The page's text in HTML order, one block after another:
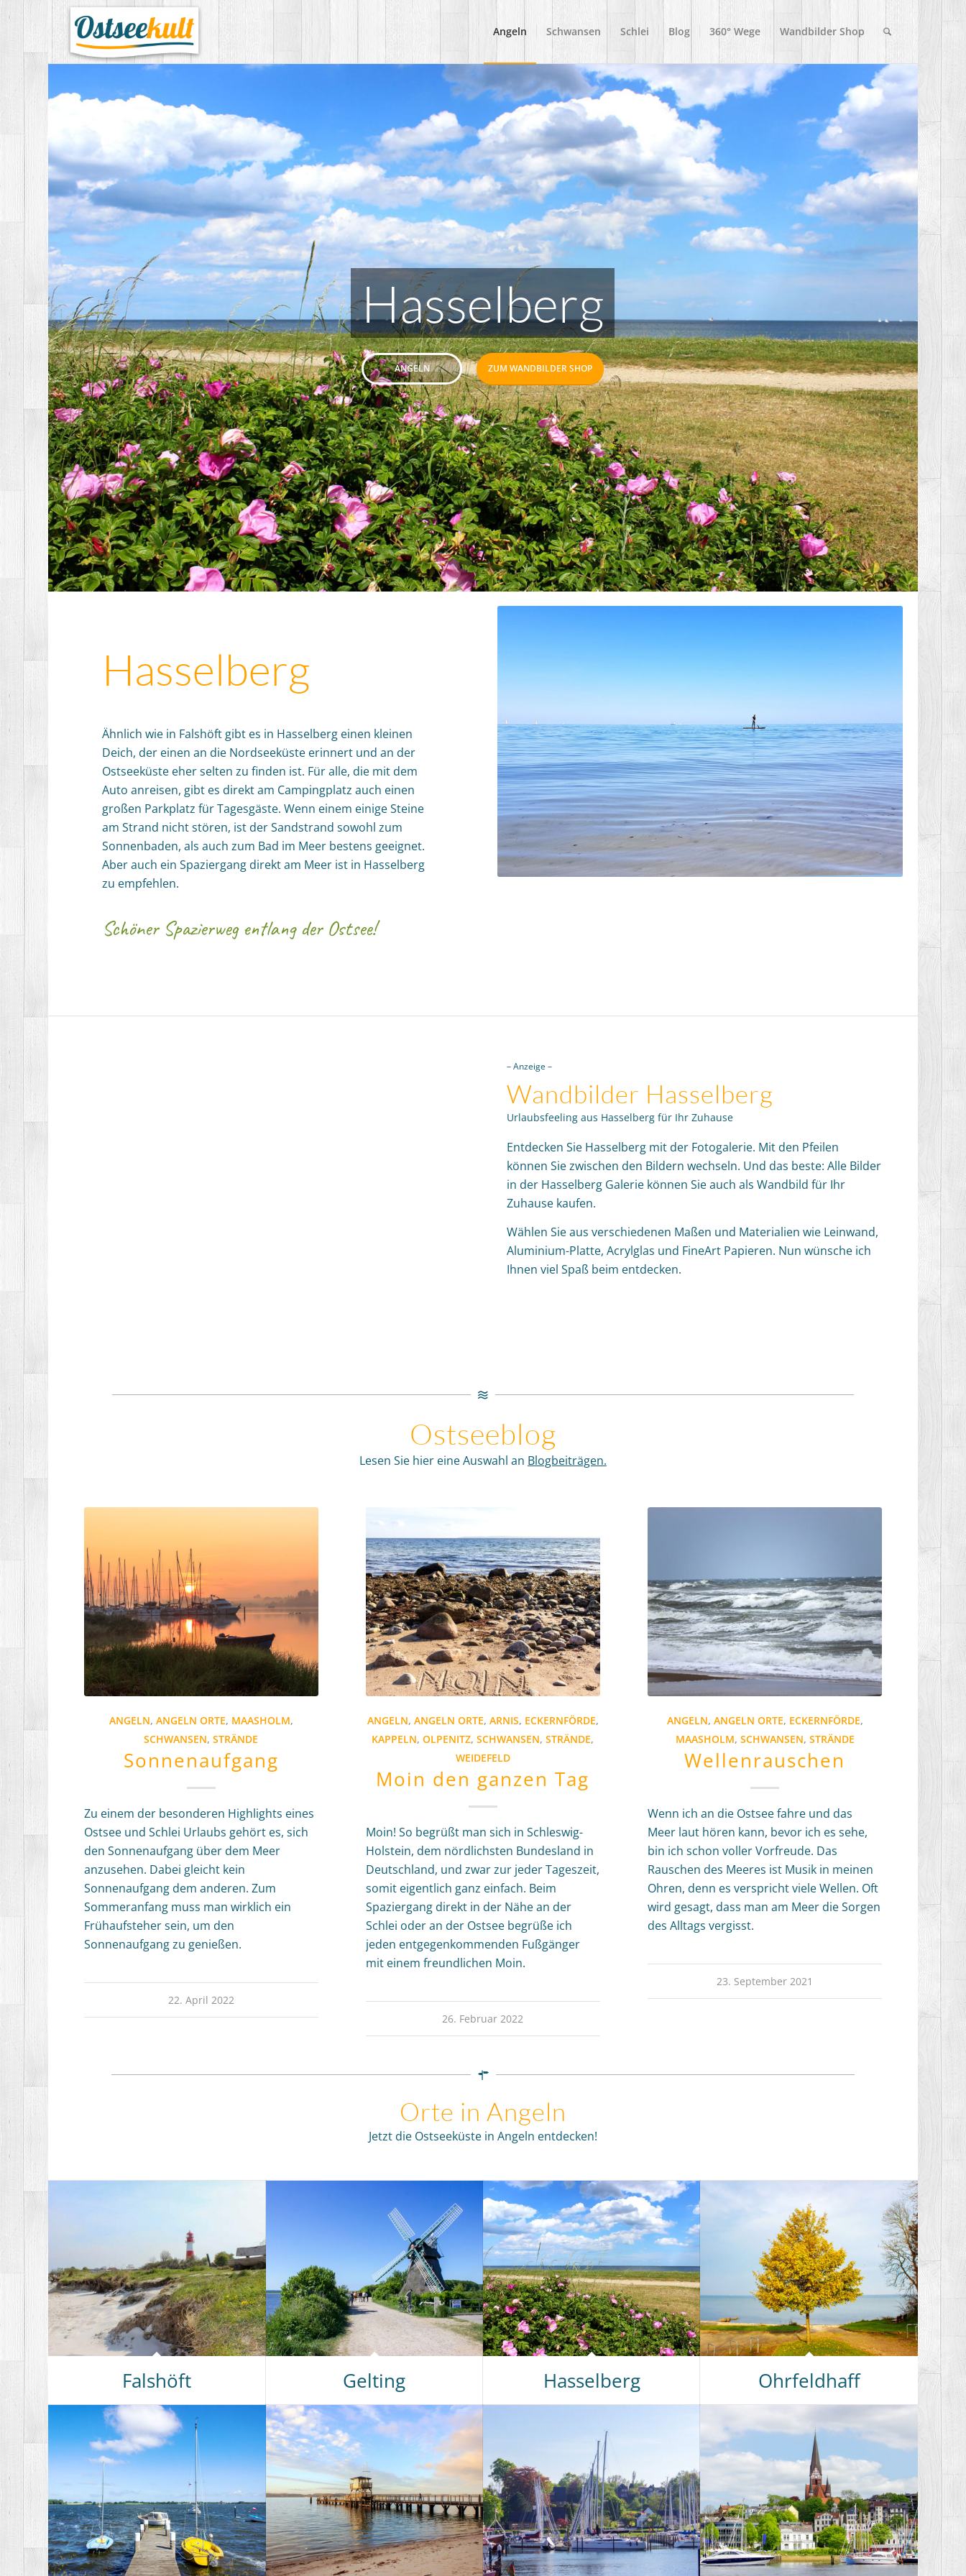
Angeln Schwansen Schlei Blog 360° Wege Wandbilder Shop
Hasselberg
ANGELN ZUM WANDBILDER SHOP
Hasselberg
Ähnlich wie in Falshöft gibt es in Hasselberg einen kleinen
Deich, der einen an die Nordseeküste erinnert und an der
Ostseeküste eher selten zu finden ist. Für alle, die mit dem
Auto anreisen, gibt es direkt am Campingplatz auch einen
großen Parkplatz für Tagesgäste. Wenn einem einige Steine
am Strand nicht stören, ist der Sandstrand sowohl zum
Sonnenbaden, als auch zum Bad im Meer bestens geeignet.
Aber auch ein Spaziergang direkt am Meer ist in Hasselberg
zu empfehlen.
Schöner Spazierweg entlang der Ostsee!
– Anzeige –
Wandbilder Hasselberg
Urlaubsfeeling aus Hasselberg für Ihr Zuhause
Entdecken Sie Hasselberg mit der Fotogalerie. Mit den Pfeilen
können Sie zwischen den Bildern wechseln. Und das beste: Alle Bilder
in der Hasselberg Galerie können Sie auch als Wandbild für Ihr
Zuhause kaufen.
Wählen Sie aus verschiedenen Maßen und Materialien wie Leinwand,
Aluminium-Platte, Acrylglas und FineArt Papieren. Nun wünsche ich
Ihnen viel Spaß beim entdecken.
Ostseeblog
Lesen Sie hier eine Auswahl an Blogbeiträgen.
ANGELN, ANGELN ORTE, MAASHOLM,
SCHWANSEN,STRÄNDE
Sonnenaufgang
Zu einem der besonderen Highlights eines
Ostsee und Schlei Urlaubs gehört es, sich
den Sonnenaufgang über dem Meer
anzusehen. Dabei gleicht kein
Sonnenaufgang dem anderen. Zum
Sommeranfang muss man wirklich ein
Frühaufsteher sein, um den
Sonnenaufgang zu genießen.
22. April 2022
ANGELN, ANGELN ORTE, ARNIS, ECKERNFÖRDE,
KAPPELN,OLPENITZ,SCHWANSEN,STRÄNDE,
WEIDEFELD
Moin den ganzen Tag
Moin! So begrüßt man sich in Schleswig-
Holstein, dem nördlichsten Bundesland in
Deutschland, und zwar zur jeder Tageszeit,
somit eigentlich ganz einfach. Beim
Spaziergang direkt in der Nähe an der
Schlei oder an der Ostsee begrüße ich
jeden entgegenkommenden Fußgänger
mit einem freundlichen Moin.
26. Februar 2022
ANGELN, ANGELN ORTE, ECKERNFÖRDE,
MAASHOLM, SCHWANSEN, STRÄNDE
Wellenrauschen
Wenn ich an die Ostsee fahre und das
Meer laut hören kann, bevor ich es sehe,
bin ich schon voller Vorfreude. Das
Rauschen des Meeres ist Musik in meinen
Ohren, denn es verspricht viele Wellen. Oft
wird gesagt, dass man am Meer die Sorgen
des Alltags vergisst.
23. September 2021
Orte in Angeln
Jetzt die Ostseeküste in Angeln entdecken!
Falshöft Gelting Hasselberg Ohrfeldhaff